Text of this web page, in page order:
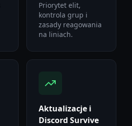
Priorytet elit,
kontrola grup i
zasady reagowania
na liniach.
Aktualizacje i
Discord Survive